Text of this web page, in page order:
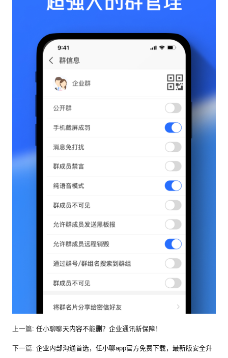
上一篇: 任小聊聊天内容不能删？企业通讯新保障！
下一篇: 企业内部沟通首选，任小聊app官方免费下载，最新版安全升